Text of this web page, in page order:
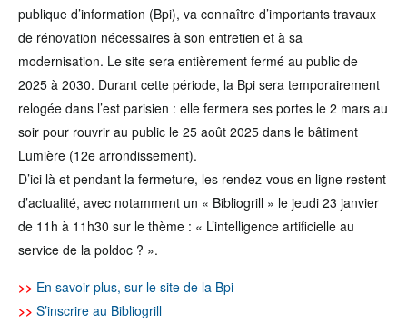
publique d’information (Bpi), va connaître d’importants travaux
de rénovation nécessaires à son entretien et à sa
modernisation. Le site sera entièrement fermé au public de
2025 à 2030. Durant cette période, la Bpi sera temporairement
relogée dans l’est parisien : elle fermera ses portes le 2 mars au
soir pour rouvrir au public le 25 août 2025 dans le bâtiment
Lumière (12e arrondissement).
D’ici là et pendant la fermeture, les rendez-vous en ligne restent
d’actualité, avec notamment un « Bibliogrill » le jeudi 23 janvier
de 11h à 11h30 sur le thème : « L’intelligence artificielle au
service de la poldoc ? ».
>> En savoir plus, sur le site de la Bpi
>> S’inscrire au Bibliogrill